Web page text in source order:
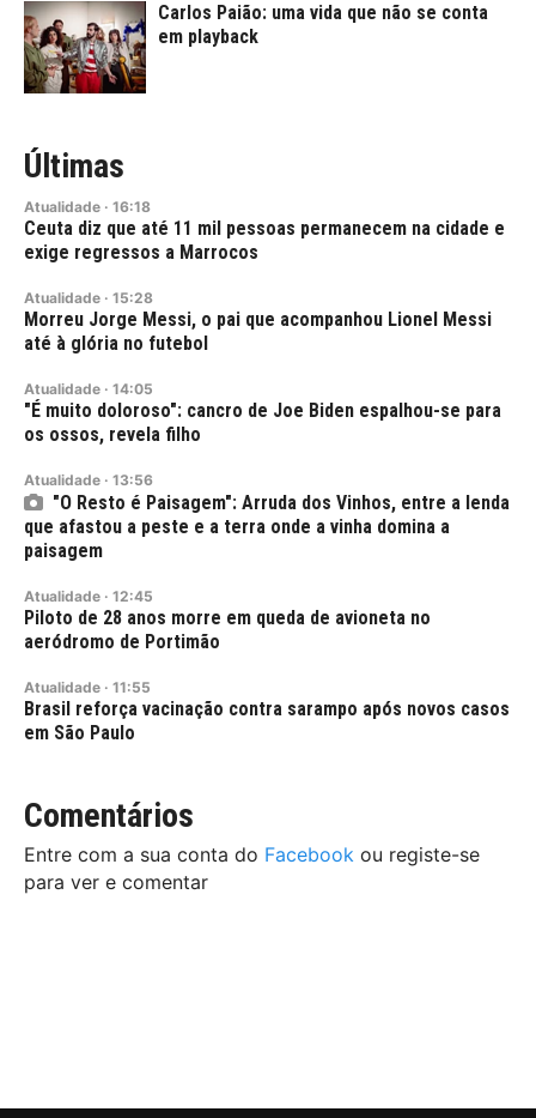
Carlos Paião: uma vida que não se conta
em playback
Últimas
Atualidade · 16:18
Ceuta diz que até 11 mil pessoas permanecem na cidade e
exige regressos a Marrocos
Atualidade · 15:28
Morreu Jorge Messi, o pai que acompanhou Lionel Messi
até à glória no futebol
Atualidade · 14:05
"É muito doloroso": cancro de Joe Biden espalhou-se para
os ossos, revela filho
Atualidade · 13:56
"O Resto é Paisagem": Arruda dos Vinhos, entre a lenda
que afastou a peste e a terra onde a vinha domina a
paisagem
Atualidade · 12:45
Piloto de 28 anos morre em queda de avioneta no
aeródromo de Portimão
Atualidade · 11:55
Brasil reforça vacinação contra sarampo após novos casos
em São Paulo
Comentários
Entre com a sua conta do Facebook ou registe-se
para ver e comentar